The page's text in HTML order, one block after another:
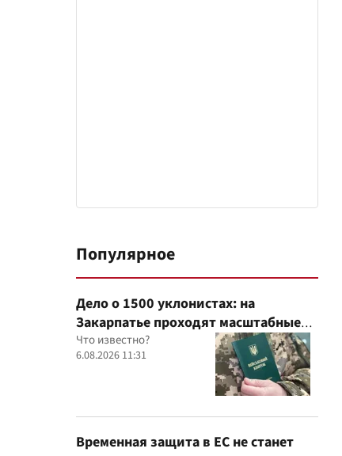
Популярное
Дело о 1500 уклонистах: на
Закарпатье проходят масштабные
обыски в ТЦК, – Глагола
Что известно?
6.08.2026 11:31
Временная защита в ЕС не станет